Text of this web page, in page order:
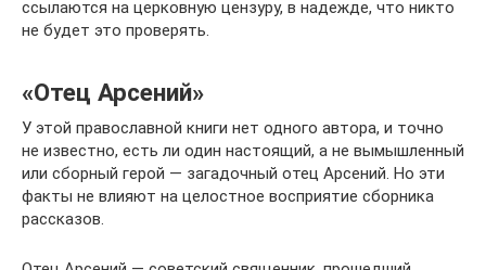
ссылаются на церковную цензуру, в надежде, что никто
не будет это проверять.
«Отец Арсений»
У этой православной книги нет одного автора, и точно
не известно, есть ли один настоящий, а не вымышленный
или сборный герой — загадочный отец Арсений. Но эти
факты не влияют на целостное восприятие сборника
рассказов.